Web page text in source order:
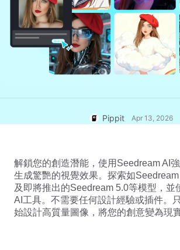
立即編輯
AI產品影像
產品影像
發佈與數據分析
素材管理
使用者帳號
5大類型的商業視頻
AI生成的產品背景
吸引銷售-促進海報提示
社交媒體提示
Pippit Apr 13, 2026
解鎖您的創造潛能，使用Seedream AI
生成驚艷的視覺效果。探索如
及即將推出的Seedream 5.0等模型，並
AI工具。不需要任何設計經驗或插件。
始設計高質量圖像，將您的創意變為現實